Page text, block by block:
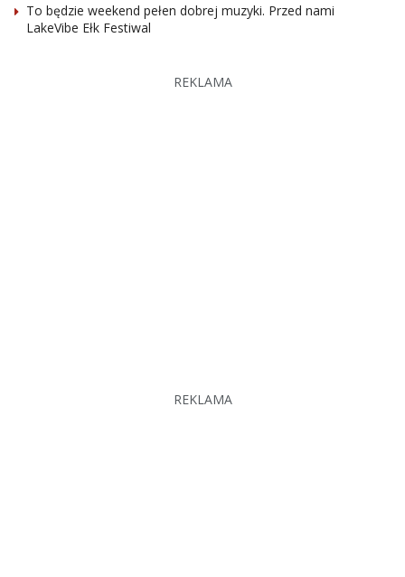
To będzie weekend pełen dobrej muzyki. Przed nami
LakeVibe Ełk Festiwal
REKLAMA
REKLAMA